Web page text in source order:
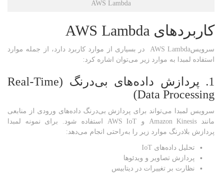
AWS Lambda
کاربردهای
سرویسAWS Lambda در بسیاری از موارد کاربرد دارد، از جمله موارد
استفاده لمبدا به موارد زیر می‌توان اشاره کرد:
1. پردازش داده‌های بی‌درنگ
(Real-Time
Data Processing)
سرویس لمبدا می‌تواند برای پردازش بی‌درنگ داده‌های ورودی از منابعی
مانند Amazon Kinesis و AWS IoT استفاده شود. برای نمونه لمبدا
پردازش بلادرنگ موارد زیر را به‌راحتی انجام می‌دهد:
تحلیل داده‌های IoT
پردازش تصاویر و ویدئوها
نظارت بر تغییرات در دیتابیس